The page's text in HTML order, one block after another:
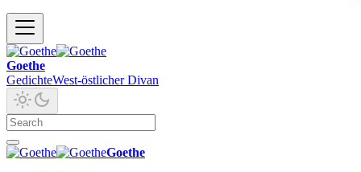
Goethe
GedichteWest-östlicher Divan
Goethe